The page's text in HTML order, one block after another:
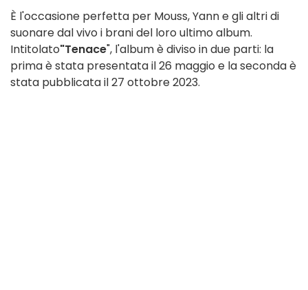
È l'occasione perfetta per Mouss, Yann e gli altri di
suonare dal vivo i brani del loro ultimo album.
Intitolato"Tenace", l'album è diviso in due parti: la
prima è stata presentata il 26 maggio e la seconda è
stata pubblicata il 27 ottobre 2023.